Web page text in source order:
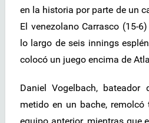
en la historia por parte de un
El venezolano Carrasco (15-
lo largo de seis innings
colocó un juego encima de
Daniel Vogelbach, bateador
metido en un bache, remolcó